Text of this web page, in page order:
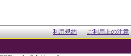
利用規約 ご利用上の注意